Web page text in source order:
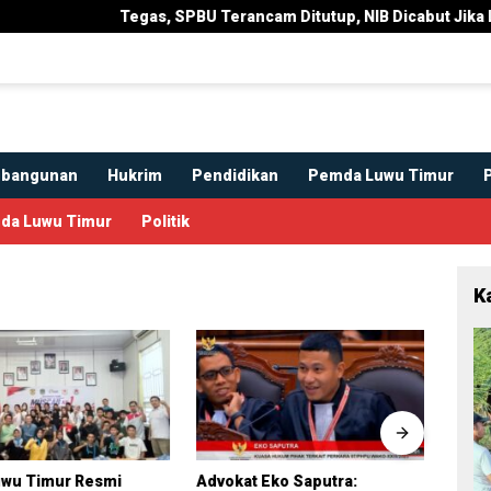
Tegas, SPBU Terancam Ditutup, NIB Dicabut Jika Langgar
Hukrim Pendidikan Pemda Luwu Timur
Luwu Timur Politik
Timur Resmi
Advokat Eko Saputra: